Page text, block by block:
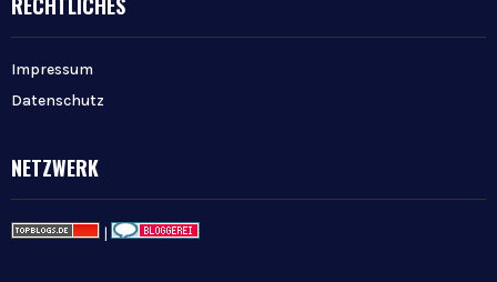
RECHTLICHES
Impressum
Datenschutz
NETZWERK
|